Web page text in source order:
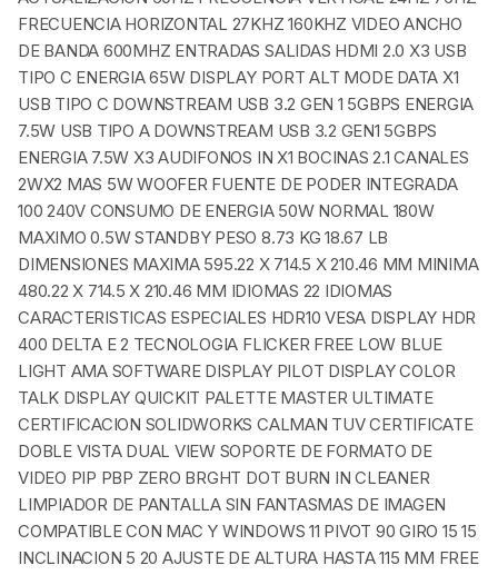
FRECUENCIA HORIZONTAL 27KHZ 160KHZ VIDEO ANCHO
DE BANDA 600MHZ ENTRADAS SALIDAS HDMI 2.0 X3 USB
TIPO C ENERGIA 65W DISPLAY PORT ALT MODE DATA X1
USB TIPO C DOWNSTREAM USB 3.2 GEN 1 5GBPS ENERGIA
7.5W USB TIPO A DOWNSTREAM USB 3.2 GEN1 5GBPS
ENERGIA 7.5W X3 AUDIFONOS IN X1 BOCINAS 2.1 CANALES
2WX2 MAS 5W WOOFER FUENTE DE PODER INTEGRADA
100 240V CONSUMO DE ENERGIA 50W NORMAL 180W
MAXIMO 0.5W STANDBY PESO 8.73 KG 18.67 LB
DIMENSIONES MAXIMA 595.22 X 714.5 X 210.46 MM MINIMA
480.22 X 714.5 X 210.46 MM IDIOMAS 22 IDIOMAS
CARACTERISTICAS ESPECIALES HDR10 VESA DISPLAY HDR
400 DELTA E 2 TECNOLOGIA FLICKER FREE LOW BLUE
LIGHT AMA SOFTWARE DISPLAY PILOT DISPLAY COLOR
TALK DISPLAY QUICKIT PALETTE MASTER ULTIMATE
CERTIFICACION SOLIDWORKS CALMAN TUV CERTIFICATE
DOBLE VISTA DUAL VIEW SOPORTE DE FORMATO DE
VIDEO PIP PBP ZERO BRGHT DOT BURN IN CLEANER
LIMPIADOR DE PANTALLA SIN FANTASMAS DE IMAGEN
COMPATIBLE CON MAC Y WINDOWS 11 PIVOT 90 GIRO 15 15
INCLINACION 5 20 AJUSTE DE ALTURA HASTA 115 MM FREE